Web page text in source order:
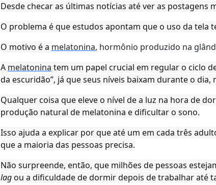
Desde checar as últimas notícias até ver as postagens
O problema é que estudos apontam que o uso da tela
O motivo é a melatonina, hormônio produzido na
A melatonina tem um papel crucial em regular o ciclo
da escuridão”, já que seus níveis baixam durante o
Qualquer coisa que eleve o nível de a luz na hora de
produção natural de melatonina e dificultar o sono.
Isso ajuda a explicar por que até um em cada três
que a maioria das pessoas precisa.
Não surpreende, então, que milhões de pessoas
lag ou a dificuldade de dormir depois de trabalhar até